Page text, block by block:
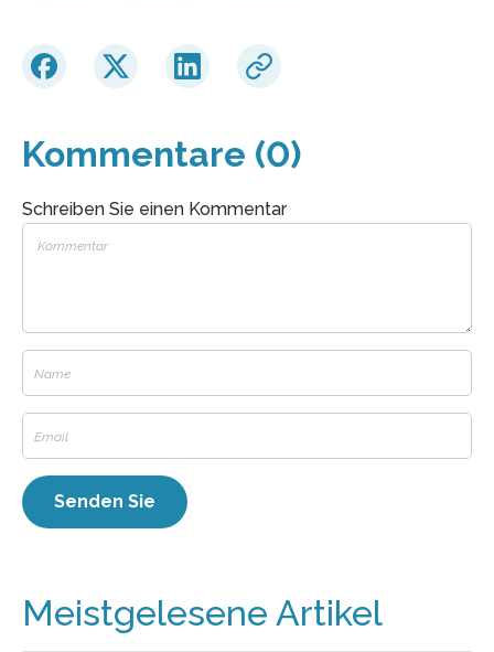
Kommentare (0)
Schreiben Sie einen Kommentar
Meistgelesene Artikel